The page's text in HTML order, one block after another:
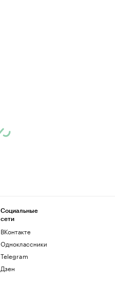
Социальные
сети
ВКонтакте
Одноклассники
Telegram
Дзен